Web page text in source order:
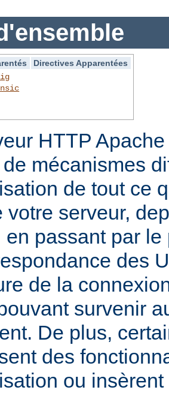
Directives Apparentées
HTTP
mécanismes
de tout ce
votre serveur,
en passant par
des
de la
survenir
De plus,
des
ou